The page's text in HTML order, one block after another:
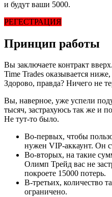
и будут ваши 5000.
РЕГЕСТРАЦИЯ
Принцип работы
Вы заключаете контракт
Time Trades оказывается
Здорово, правда? Ничего не
Вы, наверное, уже успели
тысяч, застрахуюсь так же и
Не тут-то было.
Во-первых, чтобы
нужен VIP-аккаунт. Он
Во-вторых, на такие
Олимп Трейд вас не
покроете 15000 потерь.
В-третьих, количество
ограничено.